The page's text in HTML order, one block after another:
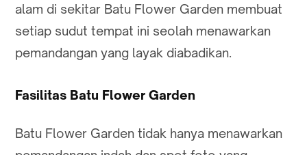
alam di sekitar Batu Flower Garden membuat
setiap sudut tempat ini seolah menawarkan
pemandangan yang layak diabadikan.
Fasilitas Batu Flower Garden
Batu Flower Garden tidak hanya menawarkan